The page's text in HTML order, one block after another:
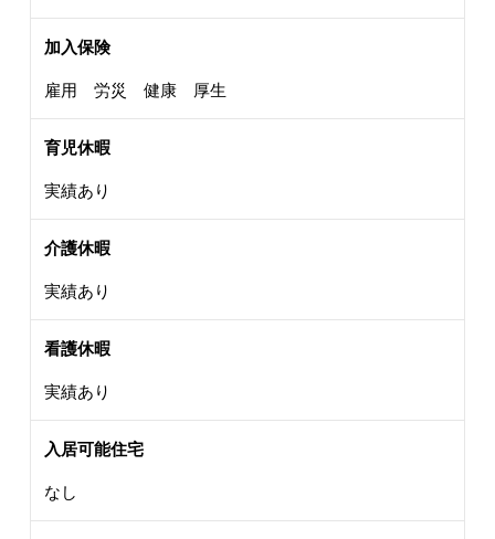
加入保険
雇用 労災 健康 厚生
育児休暇
実績あり
介護休暇
実績あり
看護休暇
実績あり
入居可能住宅
なし